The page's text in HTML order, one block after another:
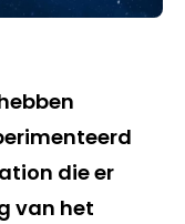
die er
van het